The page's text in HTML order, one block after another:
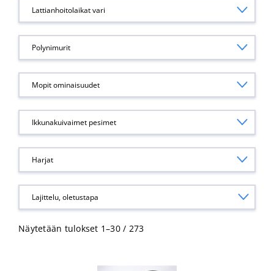
Lattianhoitolaikat vari
Polynimurit
Mopit ominaisuudet
Ikkunakuivaimet pesimet
Harjat
Näytetään tulokset 1–30 / 273